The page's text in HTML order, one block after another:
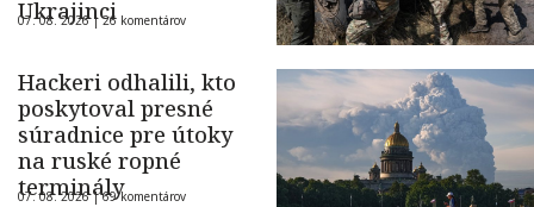
Ukrajinci
07. 08. 2026 |26 komentárov
Hackeri odhalili, kto
poskytoval presné
súradnice pre útoky
na ruské ropné
terminály
07. 08. 2026 |69 komentárov